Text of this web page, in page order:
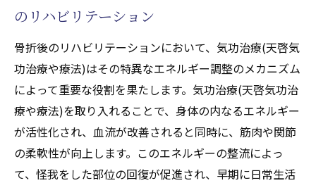
のリハビリテーション
骨折後のリハビリテーションにおいて、気功治療(天啓気
功治療や療法)はその特異なエネルギー調整のメカニズム
によって重要な役割を果たします。気功治療(天啓気功治
療や療法)を取り入れることで、身体の内なるエネルギー
が活性化され、血流が改善されると同時に、筋肉や関節
の柔軟性が向上します。このエネルギーの整流によっ
て、怪我をした部位の回復が促進され、早期に日常生活